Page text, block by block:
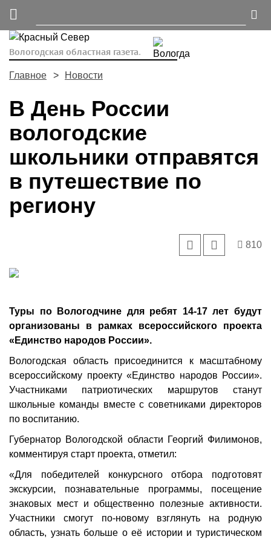
Вологодская областная газета.
Главное Новости
В День России
вологодские
школьники отправятся
в путешествие по
региону
810
Туры по Вологодчине для ребят 14-17 лет будут
организованы в рамках всероссийского проекта
«Единство народов России».
Вологодская область присоединится к масштабному
всероссийскому проекту «Единство народов России».
Участниками патриотических маршрутов станут
школьные команды вместе с советниками директоров
по воспитанию.
Губернатор Вологодской области Георгий Филимонов,
комментируя старт проекта, отметил:
«Для победителей конкурсного отбора подготовят
экскурсии, познавательные программы, посещение
знаковых мест и общественно полезные активности.
Участники смогут по-новому взглянуть на родную
область, узнать больше о её истории и туристическом